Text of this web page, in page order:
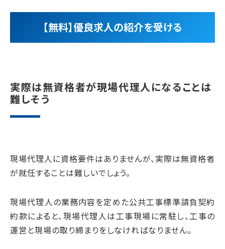
【無料】優良求人の紹介を受ける
実際は無資格者が現場代理人になることは
難しそう
現場代理人に資格要件はありませんが、実際は無資格者
が就任することは難しいでしょう。
現場代理人の業務内容を定めた公共工事標準請負契約
約款によると、現場代理人は工事現場に常駐し、工事の
運営と現場の取り締まりをしなければなりません。